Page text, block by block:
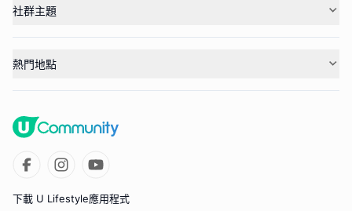
社群主題
熱門地點
下載 U Lifestyle應用程式